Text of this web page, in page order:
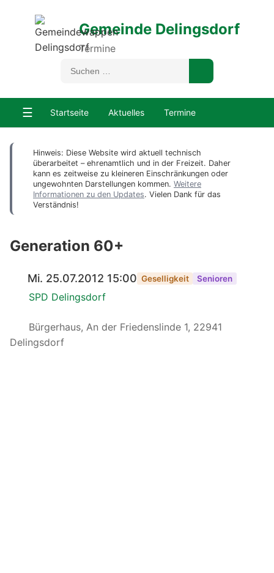
Gemeinde Delingsdorf
Termine
☰ Startseite Aktuelles Termine
Hinweis: Diese Website wird aktuell technisch
überarbeitet – ehrenamtlich und in der Freizeit. Daher
kann es zeitweise zu kleineren Einschränkungen oder
ungewohnten Darstellungen kommen. Weitere
Informationen zu den Updates. Vielen Dank für das
Verständnis!
Generation 60+
Mi. 25.07.2012 15:00 Geselligkeit Senioren
SPD Delingsdorf
Bürgerhaus, An der Friedenslinde 1, 22941
Delingsdorf